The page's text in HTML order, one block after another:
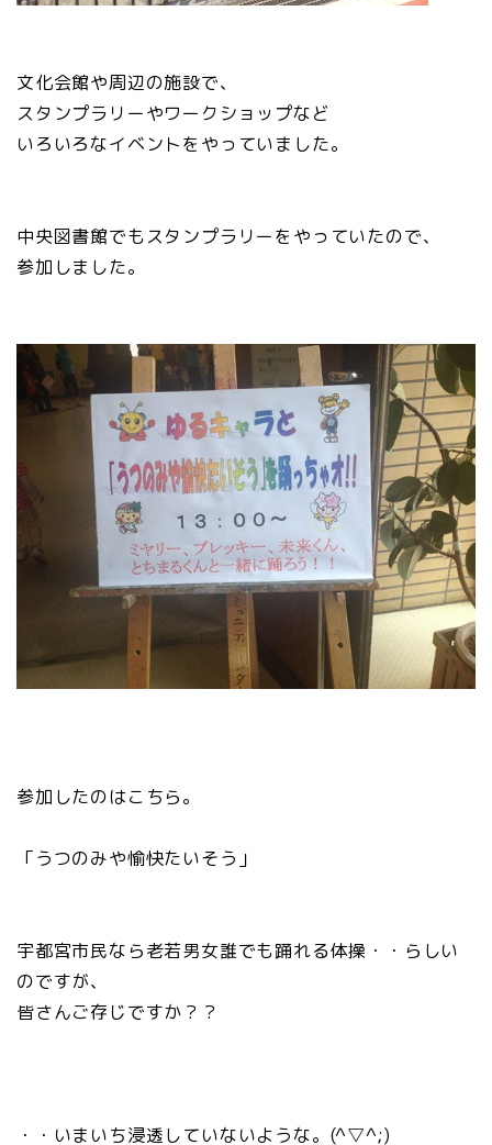
文化会館や周辺の施設で、
スタンプラリーやワークショップなど
いろいろなイベントをやっていました。
中央図書館でもスタンプラリーをやっていたので、
参加しました。
参加したのはこちら。
「うつのみや愉快たいそう」
宇都宮市民なら老若男女誰でも踊れる体操・・らしい
のですが、
皆さんご存じですか？？
・・いまいち浸透していないような。(^▽^;)